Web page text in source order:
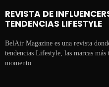
REVISTA DE
TENDENCIAS LIFESTYLE
BelAir Magazine es una revista
tendencias Lifestyle, las marcas
momento.